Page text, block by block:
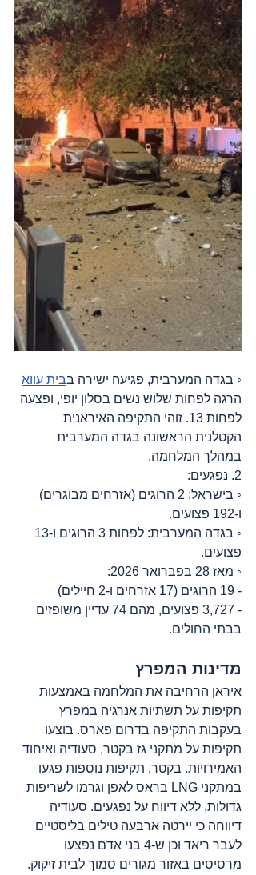
◦ בגדה המערבית, פגיעה ישירה בבית עווא
הרגה לפחות שלוש נשים בסלון יופי, ופצעה
לפחות 13. זוהי התקיפה האיראנית
הקטלנית הראשונה בגדה המערבית
במהלך המלחמה.
2. נפגעים:
◦ בישראל: 2 הרוגים (אזרחים מבוגרים)
ו-192 פצועים.
פצועים.
◦ מאז 28 בפברואר 2026:
- 19 הרוגים (17 אזרחים ו-2 חיילים)
- 3,727 פצועים, מהם 74 עדיין משופזים
בבתי החולים.
מדינות המפרץ
איראן הרחיבה את המלחמה באמצעות
תקיפות על תשתיות אנרגיה במפרץ
בעקבות התקיפה בדרום פארס. בוצעו
תקיפות על מתקני גז בקטר, סעודיה ואיחוד
האמירויות. בקטר, תקיפות נוספות פגעו
במתקני LNG בראס לאפן וגרמו לשריפות
גדולות, ללא דיווח על נפגעים. סעודיה
דיווחה כי יירטה ארבעה טילים בליסטיים
לעבר ריאד וכן ש-4 בני אדם נפצעו
מרסיסים באזור מגורים סמוך לבית זיקוק.